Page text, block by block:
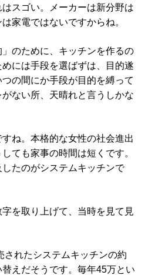
スゴい。メーカーは新分野は
家電ではないですからね。
のために、キッチンを作るの
には手段を選ばずは、目的遂
の間にか手段が目的を縛って
ない所、天晴れと言うしかな
ね。本格的な女性の社会進出
ても家事の時間は短くです。
たのがシステムキッチンで
を取り上げて、当時を見て見
れたシステムキッチンの約
えだそうです。毎年45万とい